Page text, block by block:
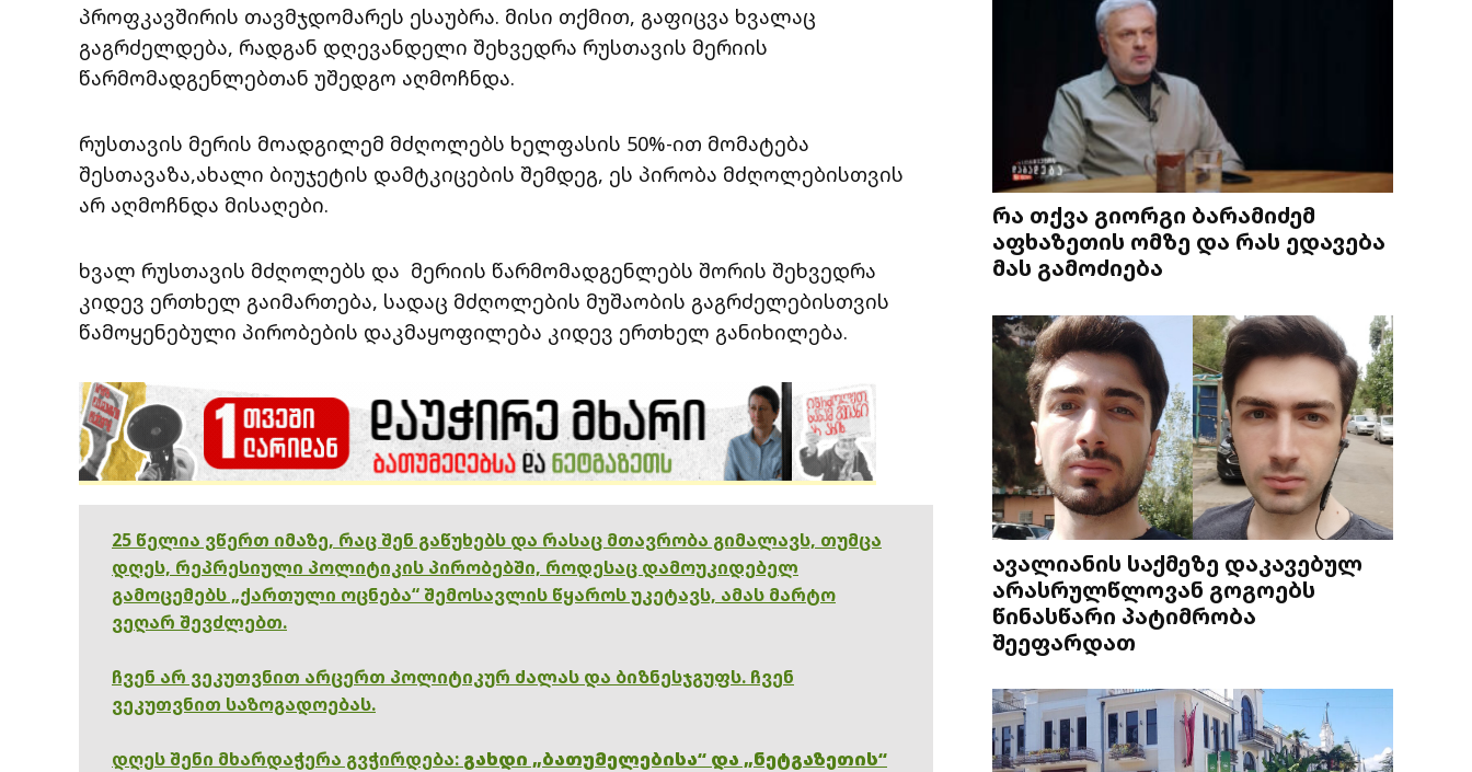
პროფკავშირის თავმჯდომარეს ესაუბრა. მისი თქმით, გაფიცვა ხვალაც
გაგრძელდება, რადგან დღევანდელი შეხვედრა რუსთავის მერიის
წარმომადგენლებთან უშედგო აღმოჩნდა.
რუსთავის მერის მოადგილემ მძღოლებს ხელფასის 50%-ით მომატება
შესთავაზა,ახალი ბიუჯეტის დამტკიცების შემდეგ, ეს პირობა მძღოლებისთვის
არ აღმოჩნდა მისაღები.
ხვალ რუსთავის მძღოლებს და მერიის წარმომადგენლებს შორის შეხვედრა
კიდევ ერთხელ გაიმართება, სადაც მძღოლების მუშაობის გაგრძელებისთვის
წამოყენებული პირობების დაკმაყოფილება კიდევ ერთხელ განიხილება.
25 წელია ვწერთ იმაზე, რაც შენ გაწუხებს და რასაც მთავრობა გიმალავს, თუმცა
დღეს, რეპრესიული პოლიტიკის პირობებში, როდესაც დამოუკიდებელ
გამოცემებს „ქართული ოცნება“ შემოსავლის წყაროს უკეტავს, ამას მარტო
ვეღარ შევძლებთ.
ჩვენ არ ვეკუთვნით არცერთ პოლიტიკურ ძალას და ბიზნესჯგუფს. ჩვენ
ვეკუთვნით საზოგადოებას.
დღეს შენი მხარდაჭერა გვჭირდება: გახდი „ბათუმელებისა“ და „ნეტგაზეთის“
რა თქვა გიორგი ბარამიძემ
აფხაზეთის ომზე და რას ედავება
მას გამოძიება
ავალიანის საქმეზე დაკავებულ
არასრულწლოვან გოგოებს
წინასწარი პატიმრობა
შეეფარდათ